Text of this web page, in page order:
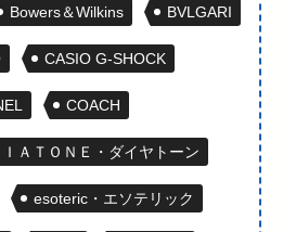
Bowers＆Wilkins BVLGARI
CASIO G-SHOCK
COACH
ＩＡＴＯＮＥ・ダイヤトーン
esoteric・エソテリック